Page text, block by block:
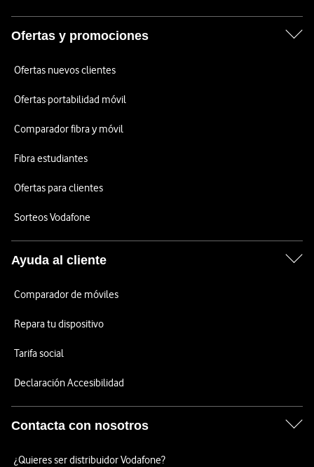
Ofertas y promociones
Ofertas nuevos clientes
Ofertas portabilidad móvil
Comparador fibra y móvil
Fibra estudiantes
Ofertas para clientes
Sorteos Vodafone
Ayuda al cliente
Comparador de móviles
Repara tu dispositivo
Tarifa social
Declaración Accesibilidad
Contacta con nosotros
¿Quieres ser distribuidor Vodafone?